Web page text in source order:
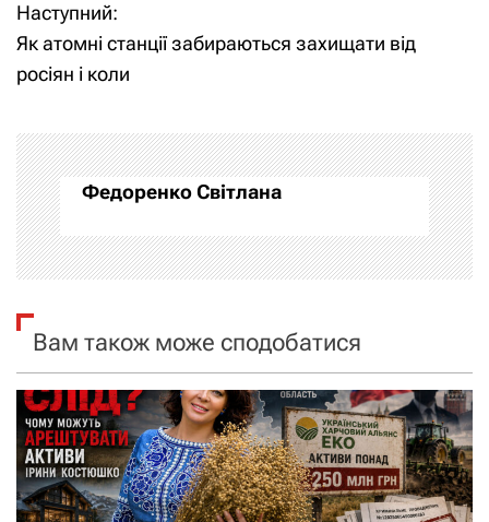
в
і
а
ц
і
а
п
и
Наступний:
Як атомні станції забираються захищати від
росіян і коли
Федоренко Світлана
Вам також може сподобатися